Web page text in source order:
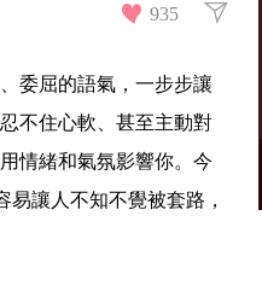
935
委屈的語氣，一步步讓
不住心軟、甚至主動對
情緒和氣氛影響你。今
讓人不知不覺被套路，